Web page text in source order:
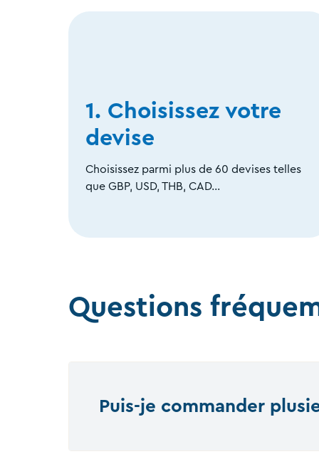
1. Choisissez votre
devise
Choisissez parmi plus de 60 devises telles
que GBP, USD, THB, CAD…
Questions
Puis-je commander